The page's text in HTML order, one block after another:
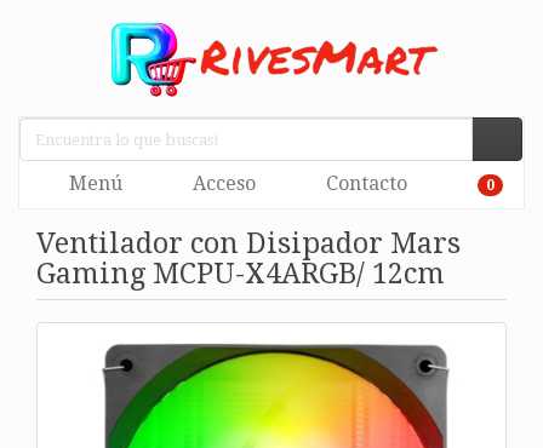
Menú Acceso Contacto 0
Ventilador con Disipador Mars
Gaming MCPU-X4ARGB/ 12cm